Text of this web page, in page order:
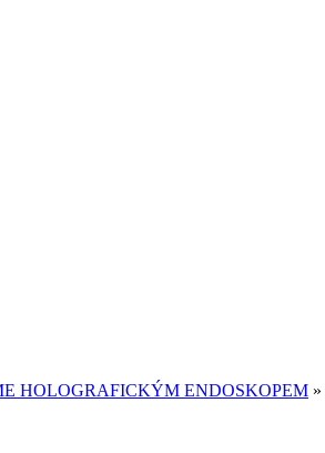
HOLOGRAFICKÝM ENDOSKOPEM »